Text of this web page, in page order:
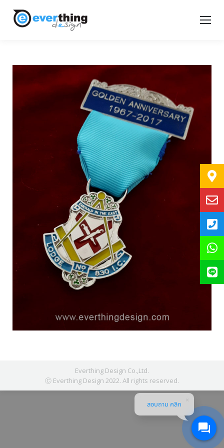
Everthing Design Co.,Ltd.
Ⓒ Everthing Design 2022. All rights reserved.
สอบถาม คลิก